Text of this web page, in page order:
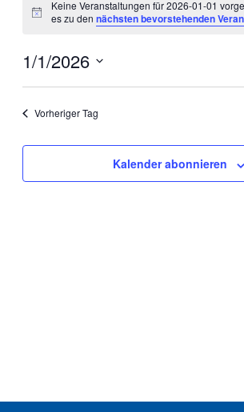
Hinweis
Keine Veranstaltungen für 2026-01-01
es zu dennächsten bevorstehenden
1/1/2026
Vorheriger Tag
Kalender abonnieren